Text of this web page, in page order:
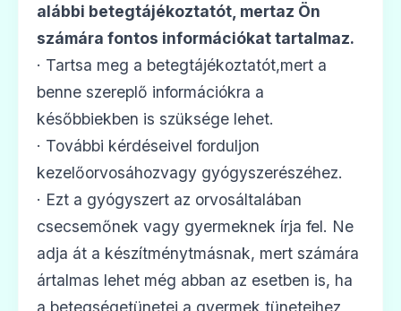
ADATLAP
💊
Amoxicillin/Klavulánsav Aurobindo 500
mg/125 mg filmtabletta
Ár: —
ADATLAP
alábbi betegtájékoztatót, mertaz Ön
számára fontos információkat tartalmaz.
· Tartsa meg a betegtájékoztatót,mert a
benne szereplő információkra a
későbbiekben is szüksége lehet.
· További kérdéseivel forduljon
kezelőorvosáhozvagy gyógyszerészéhez.
· Ezt a gyógyszert az orvosáltalában
csecsemőnek vagy gyermeknek írja fel. Ne
adja át a készítménytmásnak, mert számára
ártalmas lehet még abban az esetben is, ha
a betegségetünetei a gyermek tüneteihez